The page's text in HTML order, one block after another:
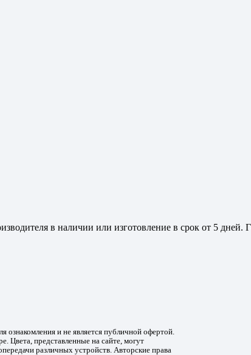
в наличии или изготовление в срок от 5
ознакомления и не является публичной офертой.
Цвета, представленные на сайте, могут
различных устройств. Авторские права